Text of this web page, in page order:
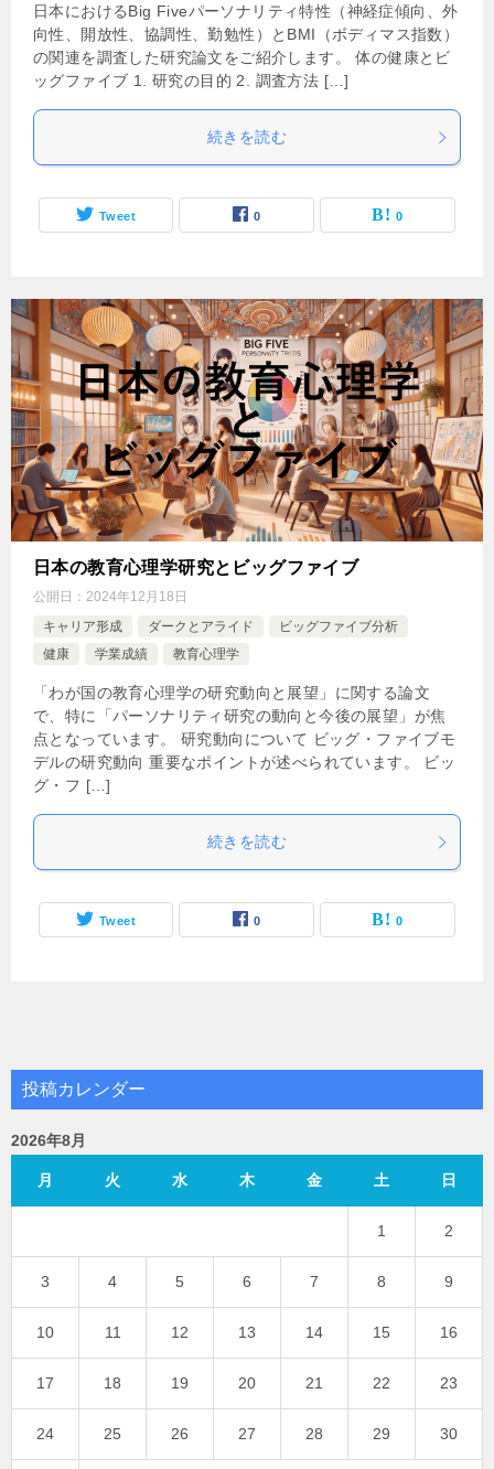
日本におけるBig Fiveパーソナリティ特性（神経症傾向、外
向性、開放性、協調性、勤勉性）とBMI（ボディマス指数）
の関連を調査した研究論文をご紹介します。 体の健康とビ
ッグファイブ 1. 研究の目的 2. 調査方法 […]
続きを読む
Tweet 0 0
日本の教育心理学研究とビッグファイブ
公開日： 2024年12月18日
キャリア形成
ダークとアライド
ビッグファイブ分析
健康
学業成績 教育心理学
「わが国の教育心理学の研究動向と展望」に関する論文
で、特に「パーソナリティ研究の動向と今後の展望」が焦
点となっています。 研究動向について ビッグ・ファイブモ
デルの研究動向 重要なポイントが述べられています。 ビッ
グ・フ […]
続きを読む
Tweet 0 0
投稿カレンダー
2026年8月
月 火 水 木 金 土 日
1 2
3 4 5 6 7 8 9
10 11 12 13 14 15 16
17 18 19 20 21 22 23
24 25 26 27 28 29 30